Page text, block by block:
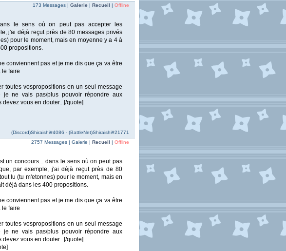
173 Messages | Galerie | Recueil | Offline
le sens où on peut pas accepter les
j'ai déjà reçut près de 80 messages privés
pour le moment, mais en moyenne y a 4 à
propositions.
conviennent pas et je me dis que ça va être
le faire
toutes vospropositions en un seul message
je ne vais pas/plus pouvoir répondre aux
vous en douter...[/quote]
(Discord)Shiraishi#4086 - (BattleNet)Shiraishi#21771
2757 Messages | Galerie | Recueil | Offline
un concours... dans le sens où on peut pas
par exemple, j'ai déjà reçut près de 80
lu (tu m'etonnes) pour le moment, mais en
déjà dans les 400 propositions.
conviennent pas et je me dis que ça va être
le faire
toutes vospropositions en un seul message
je ne vais pas/plus pouvoir répondre aux
vous en douter...[/quote]